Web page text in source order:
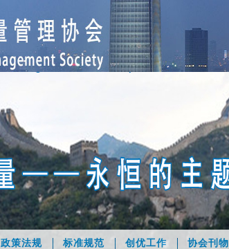
政策法规 标准规范 创优工作 协会刊物